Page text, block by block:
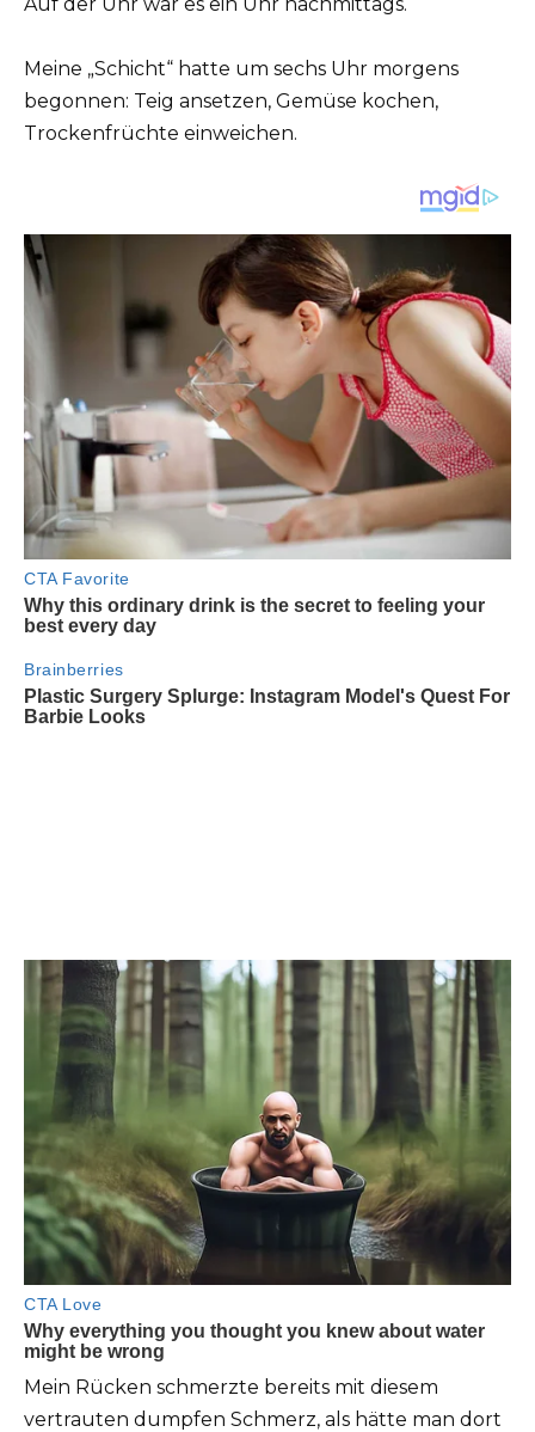
Meine „Schicht“ hatte um sechs Uhr morgens
begonnen: Teig ansetzen, Gemüse kochen,
Trockenfrüchte einweichen.
Mein Rücken schmerzte bereits mit diesem
vertrauten dumpfen Schmerz, als hätte man dort